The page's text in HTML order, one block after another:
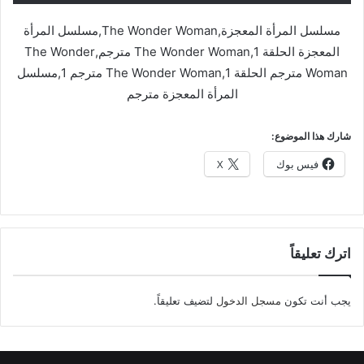
مسلسل المرأة المعجزة,The Wonder Woman,مسلسل المرأة
المعجزة الحلقة 1,The Wonder Woman مترجم,The Wonder
Woman مترجم الحلقة 1,The Wonder Woman مترجم 1,مسلسل
المرأة المعجزة مترجم
شارك هذا الموضوع:
فيس بوك X
اترك تعليقاً
يجب أنت تكون مسجل الدخول لتضيف تعليقاً.